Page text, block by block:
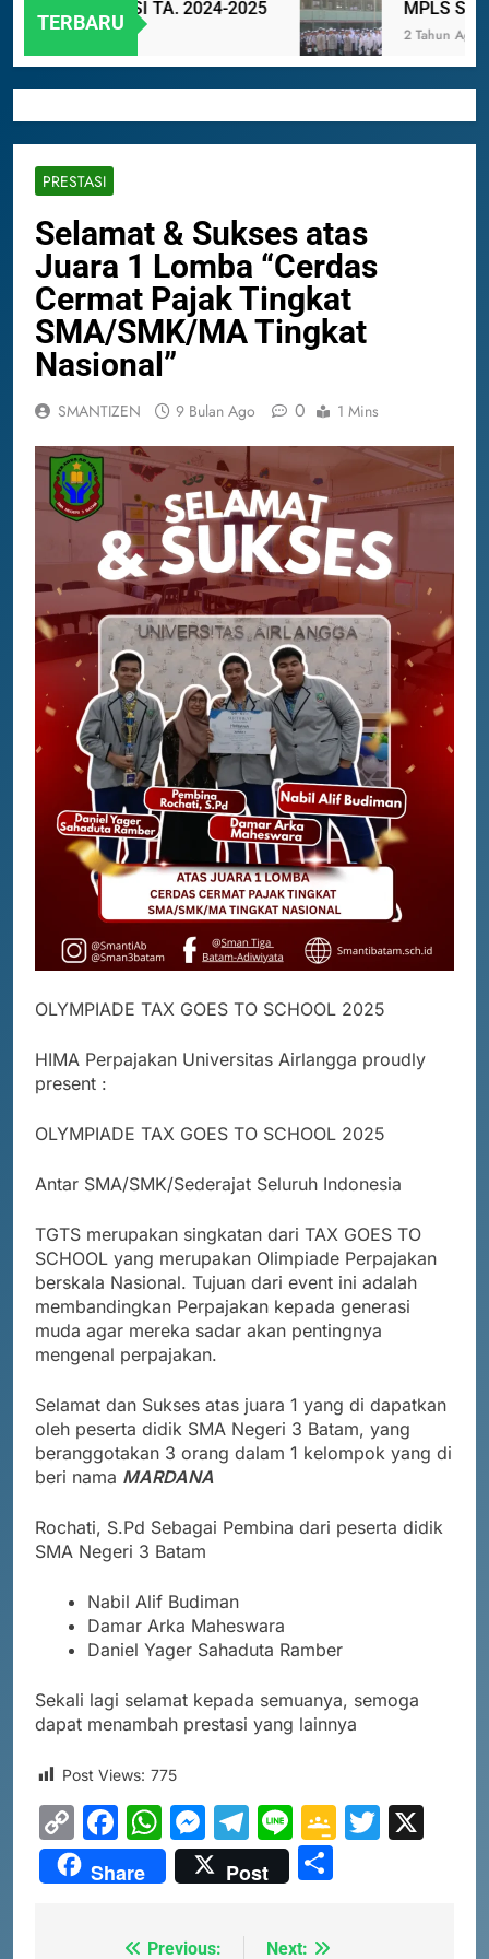
TERBARU
BERPRESTASI TA. 2024-2025 MPLS
2 Tahun Ago
PRESTASI
Selamat & Sukses atas
Juara 1 Lomba “Cerdas
Cermat Pajak Tingkat
SMA/SMK/MA Tingkat
Nasional”
SMANTIZEN 9 Bulan Ago 0 1 Mins
OLYMPIADE TAX GOES TO SCHOOL 2025
HIMA Perpajakan Universitas Airlangga proudly
present :
OLYMPIADE TAX GOES TO SCHOOL 2025
Antar SMA/SMK/Sederajat Seluruh Indonesia
TGTS merupakan singkatan dari TAX GOES TO
SCHOOL yang merupakan Olimpiade Perpajakan
berskala Nasional. Tujuan dari event ini adalah
membandingkan Perpajakan kepada generasi
muda agar mereka sadar akan pentingnya
mengenal perpajakan.
Selamat dan Sukses atas juara 1 yang di dapatkan
oleh peserta didik SMA Negeri 3 Batam, yang
beranggotakan 3 orang dalam 1 kelompok yang di
beri nama MARDANA
Rochati, S.Pd Sebagai Pembina dari peserta didik
SMA Negeri 3 Batam
Nabil Alif Budiman
Damar Arka Maheswara
Daniel Yager Sahaduta Ramber
Sekali lagi selamat kepada semuanya, semoga
dapat menambah prestasi yang lainnya
Post Views: 775
Copy
Link
Facebook
WhatsApp
Messenger
Telegram
LineGoogle
Share Post
Previous: Next:
PENGUMUMAN TIDAK PERLU